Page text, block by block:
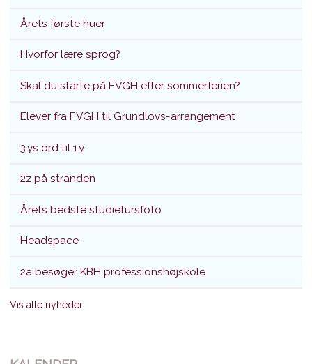
Studenterne sendt godt afsted
Årets første huer
Hvorfor lære sprog?
Skal du starte på FVGH efter sommerferien?
Elever fra FVGH til Grundlovs-arrangement
3.ys ord til 1.y
2z på stranden
Årets bedste studietursfoto
Headspace
2a besøger KBH professionshøjskole
Vis alle nyheder